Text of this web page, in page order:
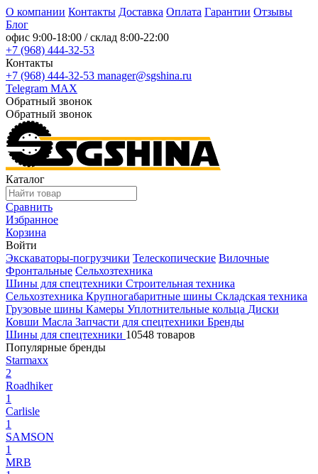
О компании Контакты Доставка Оплата Гарантии Отзывы
Блог
офис 9:00-18:00 / склад 8:00-22:00
+7 (968) 444-32-53
Контакты
+7 (968) 444-32-53 manager@sgshina.ru
Telegram MAX
Обратный звонок
Обратный звонок
Каталог
Сравнить
Избранное
Корзина
Войти
Экскаваторы-погрузчики Телескопические Вилочные
Фронтальные Сельхозтехника
Шины для спецтехники Строительная техника
Сельхозтехника Крупногабаритные шины Складская техника
Грузовые шины Камеры Уплотнительные кольца Диски
Ковши Масла Запчасти для спецтехники Бренды
Шины для спецтехники 10548 товаров
Популярные бренды
Starmaxx
2
Roadhiker
1
Carlisle
1
SAMSON
1
MRB